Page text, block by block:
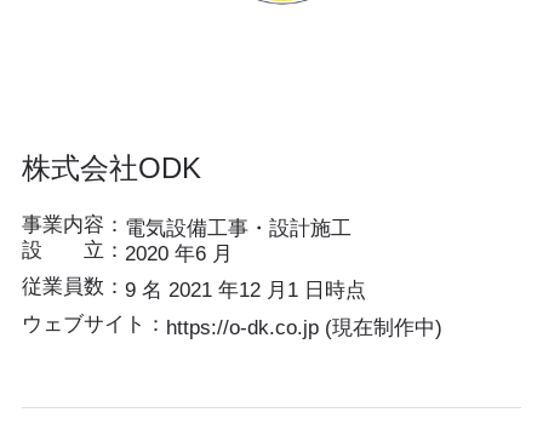
株式会社ODK
事業内容： 電気設備工事・設計施工
設 立： 2020 年6 月
従業員数： 9 名 2021 年12 月1 日時点
ウェブサイト： https://o-dk.co.jp (現在制作中)